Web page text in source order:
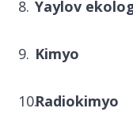
Yaylov
Kimyo
Radiokimyo